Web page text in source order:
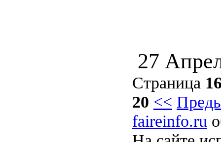
27
Страница
20 <<
faireinfo.ru